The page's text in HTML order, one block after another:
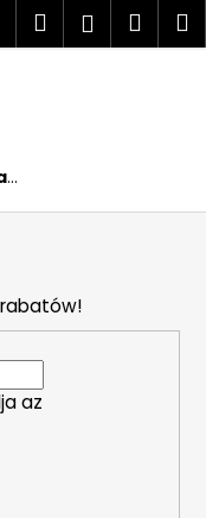
SzukajZaloguj
...
az